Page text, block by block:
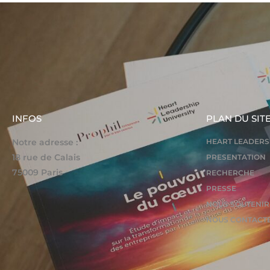
INFOS
Notre adresse :
18 rue de Calais
75009 Paris
PLAN DU
HEART
PRESENTATION
RECHERCHE
PRESSE
NOUS SOUTENIR
NOUS